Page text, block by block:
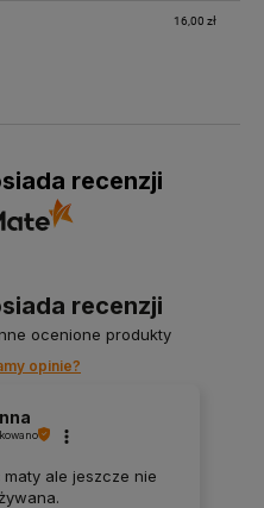
16,00 zł
recenzji
recenzji
ocenione produkty
opinie?
ale jeszcze nie